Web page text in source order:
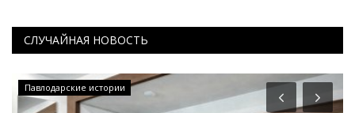
СЛУЧАЙНАЯ НОВОСТЬ
Павлодарские истории